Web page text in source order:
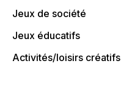
Jeux de société
Jeux éducatifs
Activités/loisirs créatifs